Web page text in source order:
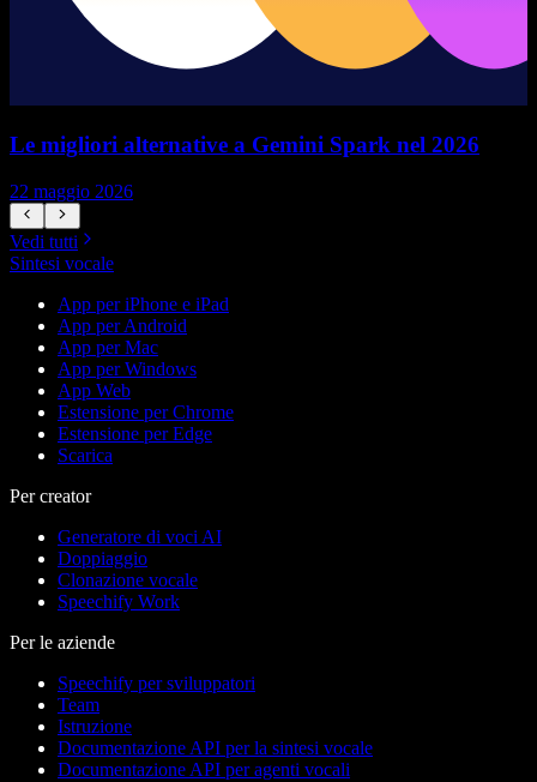
Le migliori alternative a Gemini Spark nel 2026
22 maggio 2026
Vedi tutti
Sintesi vocale
App per iPhone e iPad
App per Android
App per Mac
App per Windows
App Web
Estensione per Chrome
Estensione per Edge
Scarica
Per creator
Generatore di voci AI
Doppiaggio
Clonazione vocale
Speechify Work
Per le aziende
Speechify per sviluppatori
Team
Istruzione
Documentazione API per la sintesi vocale
Documentazione API per agenti vocali